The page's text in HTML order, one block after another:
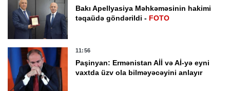
Bakı Apellyasiya Məhkəməsinin hakimi
təqaüdə göndərildi - FOTO
11:56
Paşinyan: Ermənistan Aİİ və Aİ-yə eyni
vaxtda üzv ola bilməyəcəyini anlayır